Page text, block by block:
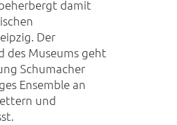
damit
Der
des Museums geht
Schumacher
Ensemble an
und